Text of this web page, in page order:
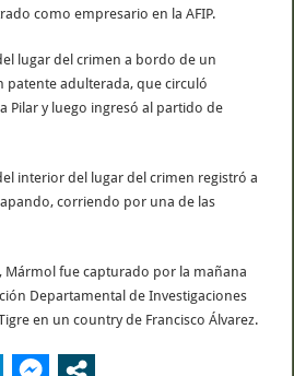
como empresario en la AFIP.
lugar del crimen a bordo de un
patente adulterada, que circuló
Pilar y luego ingresó al partido de
interior del lugar del crimen registró a
corriendo por una de las
Mármol fue capturado por la mañana
Departamental de Investigaciones
en un country de Francisco Álvarez.